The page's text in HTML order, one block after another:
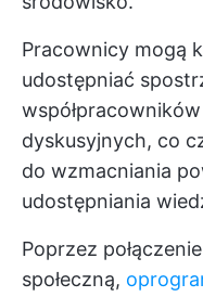
Pracownicy mogą
udostępniać
współpracowników
dyskusyjnych, co
do wzmacniania
udostępniania
Poprzez
społeczną,